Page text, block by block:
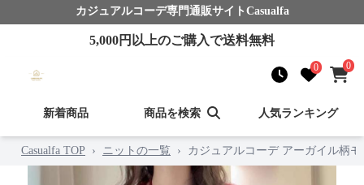
カジュアルコーデ専門通販サイト Casualfa
5,000円以上のご購入で送料無料
0 0
新着商品 商品を検索 人気ランキング
Casualfa TOP › ニットの一覧 › カジュアルコーデ アーガイル柄